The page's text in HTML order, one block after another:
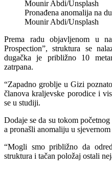
Pronađena anomalija na
Mounir Abdi/Unsplash
Prema radu objavljenom u
Prospection”, struktura se
dugačka je približno 10
zatrpana.
“Zapadno groblje u Gizi
članova kraljevske porodice i
se u studiji.
Dodaje se da su tokom
a pronašli anomaliju u
“Mogli smo približno da
struktura i tačan položaj ostali